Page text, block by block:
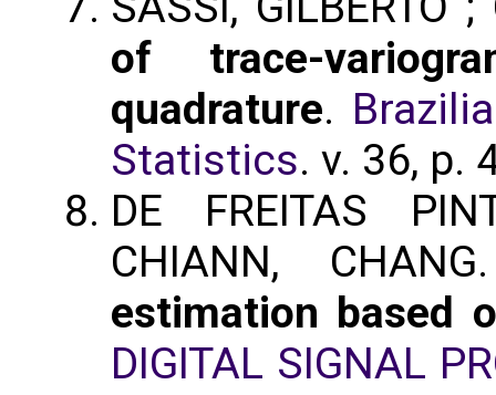
of trace-
quadrature.
Statistics. v. 36, p.
DE FREITAS
CHIANN,
estimation based
DIGITAL SIGNAL